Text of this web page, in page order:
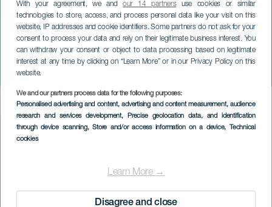
With your agreement, we andour 14 partnersuse cookies or similar
technologies to store, access, and process personal data like your visit on this
website, IP addresses and cookie identifiers. Some partners do not ask for your
consent to process your data and rely on their legitimate business interest. You
can withdraw your consent or object to data processing based on legitimate
interest at any time by clicking on “Learn More” or in our Privacy Policy on this
website.
We and our partners process data for the following purposes:
Personalised advertising and content, advertising and content measurement, audience
research and services development, Precise geolocation data, and identification
through device scanning, Store and/or access information on a device, Technical
cookies
Learn More →
Disagree and close
Tinajo You Trail
LANZAROTE
Imagen
Listado